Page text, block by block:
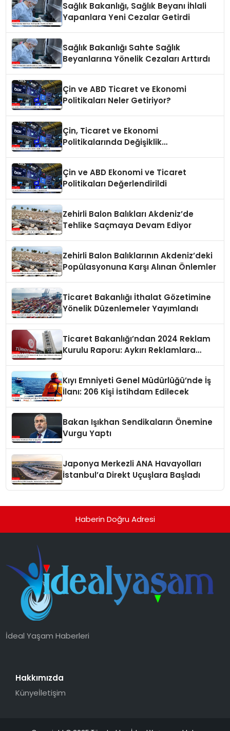
Sağlık Bakanlığı, Sağlık Beyanı İhlali
Yapanlara Yeni Cezalar Getirdi
Sağlık Bakanlığı Sahte Sağlık
Beyanlarına Yönelik Cezaları Arttırdı
Çin ve ABD Ticaret ve Ekonomi
Politikaları Neler Getiriyor?
Çin, Ticaret ve Ekonomi
Politikalarında Değişiklik
Çin ve ABD Ekonomi ve Ticaret
Politikaları Değerlendirildi
Zehirli Balon Balıkları Akdeniz’de
Tehlike Saçmaya Devam Ediyor
Zehirli Balon Balıklarının Akdeniz’deki
Popülasyonuna Karşı Alınan Önlemler
Ticaret Bakanlığı İthalat Gözetimine
Yönelik Düzenlemeler Yayımlandı
Ticaret Bakanlığı’ndan 2024 Reklam
Kurulu Raporu: Aykırı Reklamlara
Kıyı Emniyeti Genel Müdürlüğü’nde İş
İlanı: 206 Kişi İstihdam Edilecek
Bakan Işıkhan Sendikaların Önemine
Vurgu Yaptı
Japonya Merkezli ANA Havayolları
İstanbul’a Direkt Uçuşlara Başladı
Haberin Doğru Adresi
İdeal Yaşam Haberleri
Hakkımızda
Künyeİletişim